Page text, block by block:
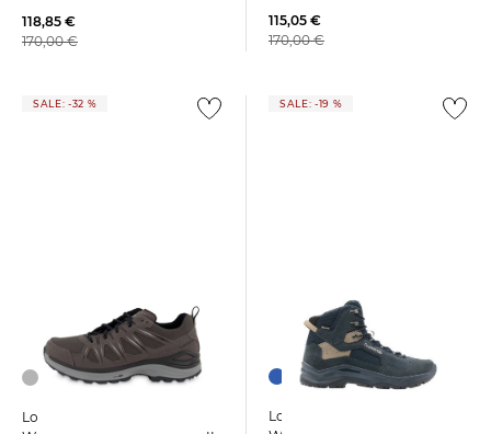
118,85 €
170,00 €
115,05 €
170,00 €
SALE: -32 %
+2
Lowa | Herren
SALE: -19 %
Lowa | Herren